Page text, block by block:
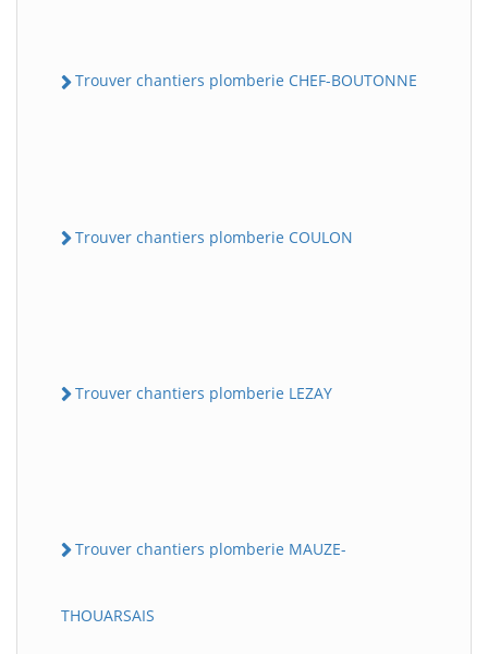
Trouver chantiers plomberie CHEF-BOUTONNE
Trouver chantiers plomberie COULON
Trouver chantiers plomberie LEZAY
Trouver chantiers plomberie MAUZE-
THOUARSAIS